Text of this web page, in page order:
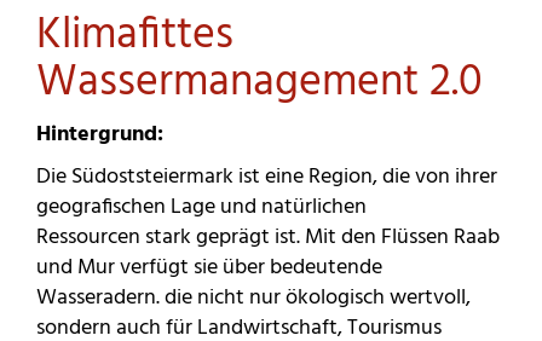
Klimafittes
Wassermanagement 2.0
Hintergrund:
Die Südoststeiermark ist eine Region, die von ihrer
geografischen Lage und natürlichen
Ressourcen stark geprägt ist. Mit den Flüssen Raab
und Mur verfügt sie über bedeutende
Wasseradern. die nicht nur ökologisch wertvoll,
sondern auch für Landwirtschaft, Tourismus